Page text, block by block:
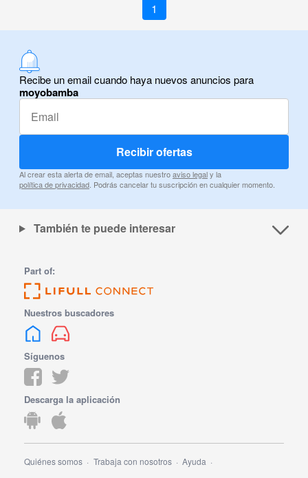
1
Recibe un email cuando haya nuevos anuncios para
moyobamba
Recibir ofertas
Al crear esta alerta de email, aceptas nuestroaviso legaly la
política de privacidad . Podrás cancelar tu suscripción en cualquier momento.
También te puede interesar
Part of:
Nuestros buscadores
Síguenos
Descarga la aplicación
Quiénes somos Trabaja con nosotros
Ayuda